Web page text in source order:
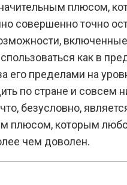
плюсом,
совершенно точно
включенные
как в
его пределами на
по стране и совсем
безусловно,
плюсом, которым
чем доволен.